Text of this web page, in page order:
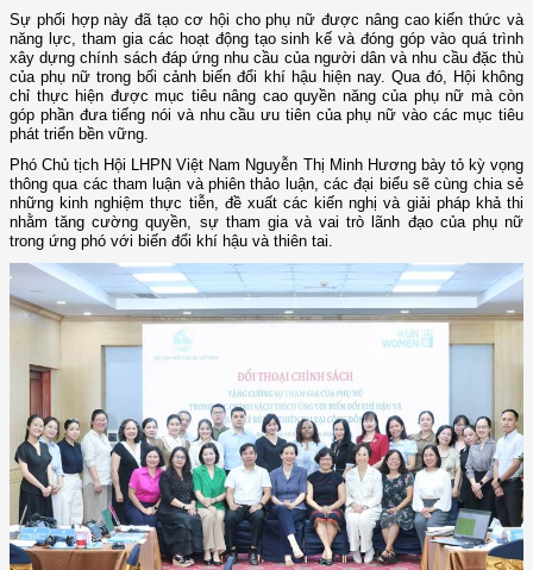
Sự phối hợp này đã tạo cơ hội cho phụ nữ được nâng cao kiến thức và
năng lực, tham gia các hoạt động tạo sinh kế và đóng góp vào quá trình
xây dựng chính sách đáp ứng nhu cầu của người dân và nhu cầu đặc thù
của phụ nữ trong bối cảnh biến đổi khí hậu hiện nay. Qua đó, Hội không
chỉ thực hiện được mục tiêu nâng cao quyền năng của phụ nữ mà còn
góp phần đưa tiếng nói và nhu cầu ưu tiên của phụ nữ vào các mục tiêu
phát triển bền vững.
Phó Chủ tịch Hội LHPN Việt Nam Nguyễn Thị Minh Hương bày tỏ kỳ vọng
thông qua các tham luận và phiên thảo luận, các đại biểu sẽ cùng chia sẻ
những kinh nghiệm thực tiễn, đề xuất các kiến nghị và giải pháp khả thi
nhằm tăng cường quyền, sự tham gia và vai trò lãnh đạo của phụ nữ
trong ứng phó với biến đổi khí hậu và thiên tai.